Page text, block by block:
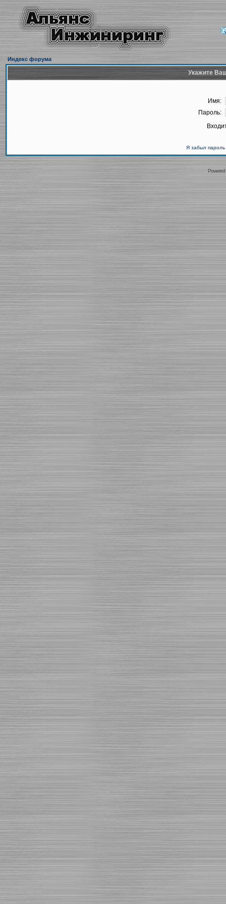
Индекс форума
Укажите
Имя:
Пароль:
Я забыл пароль